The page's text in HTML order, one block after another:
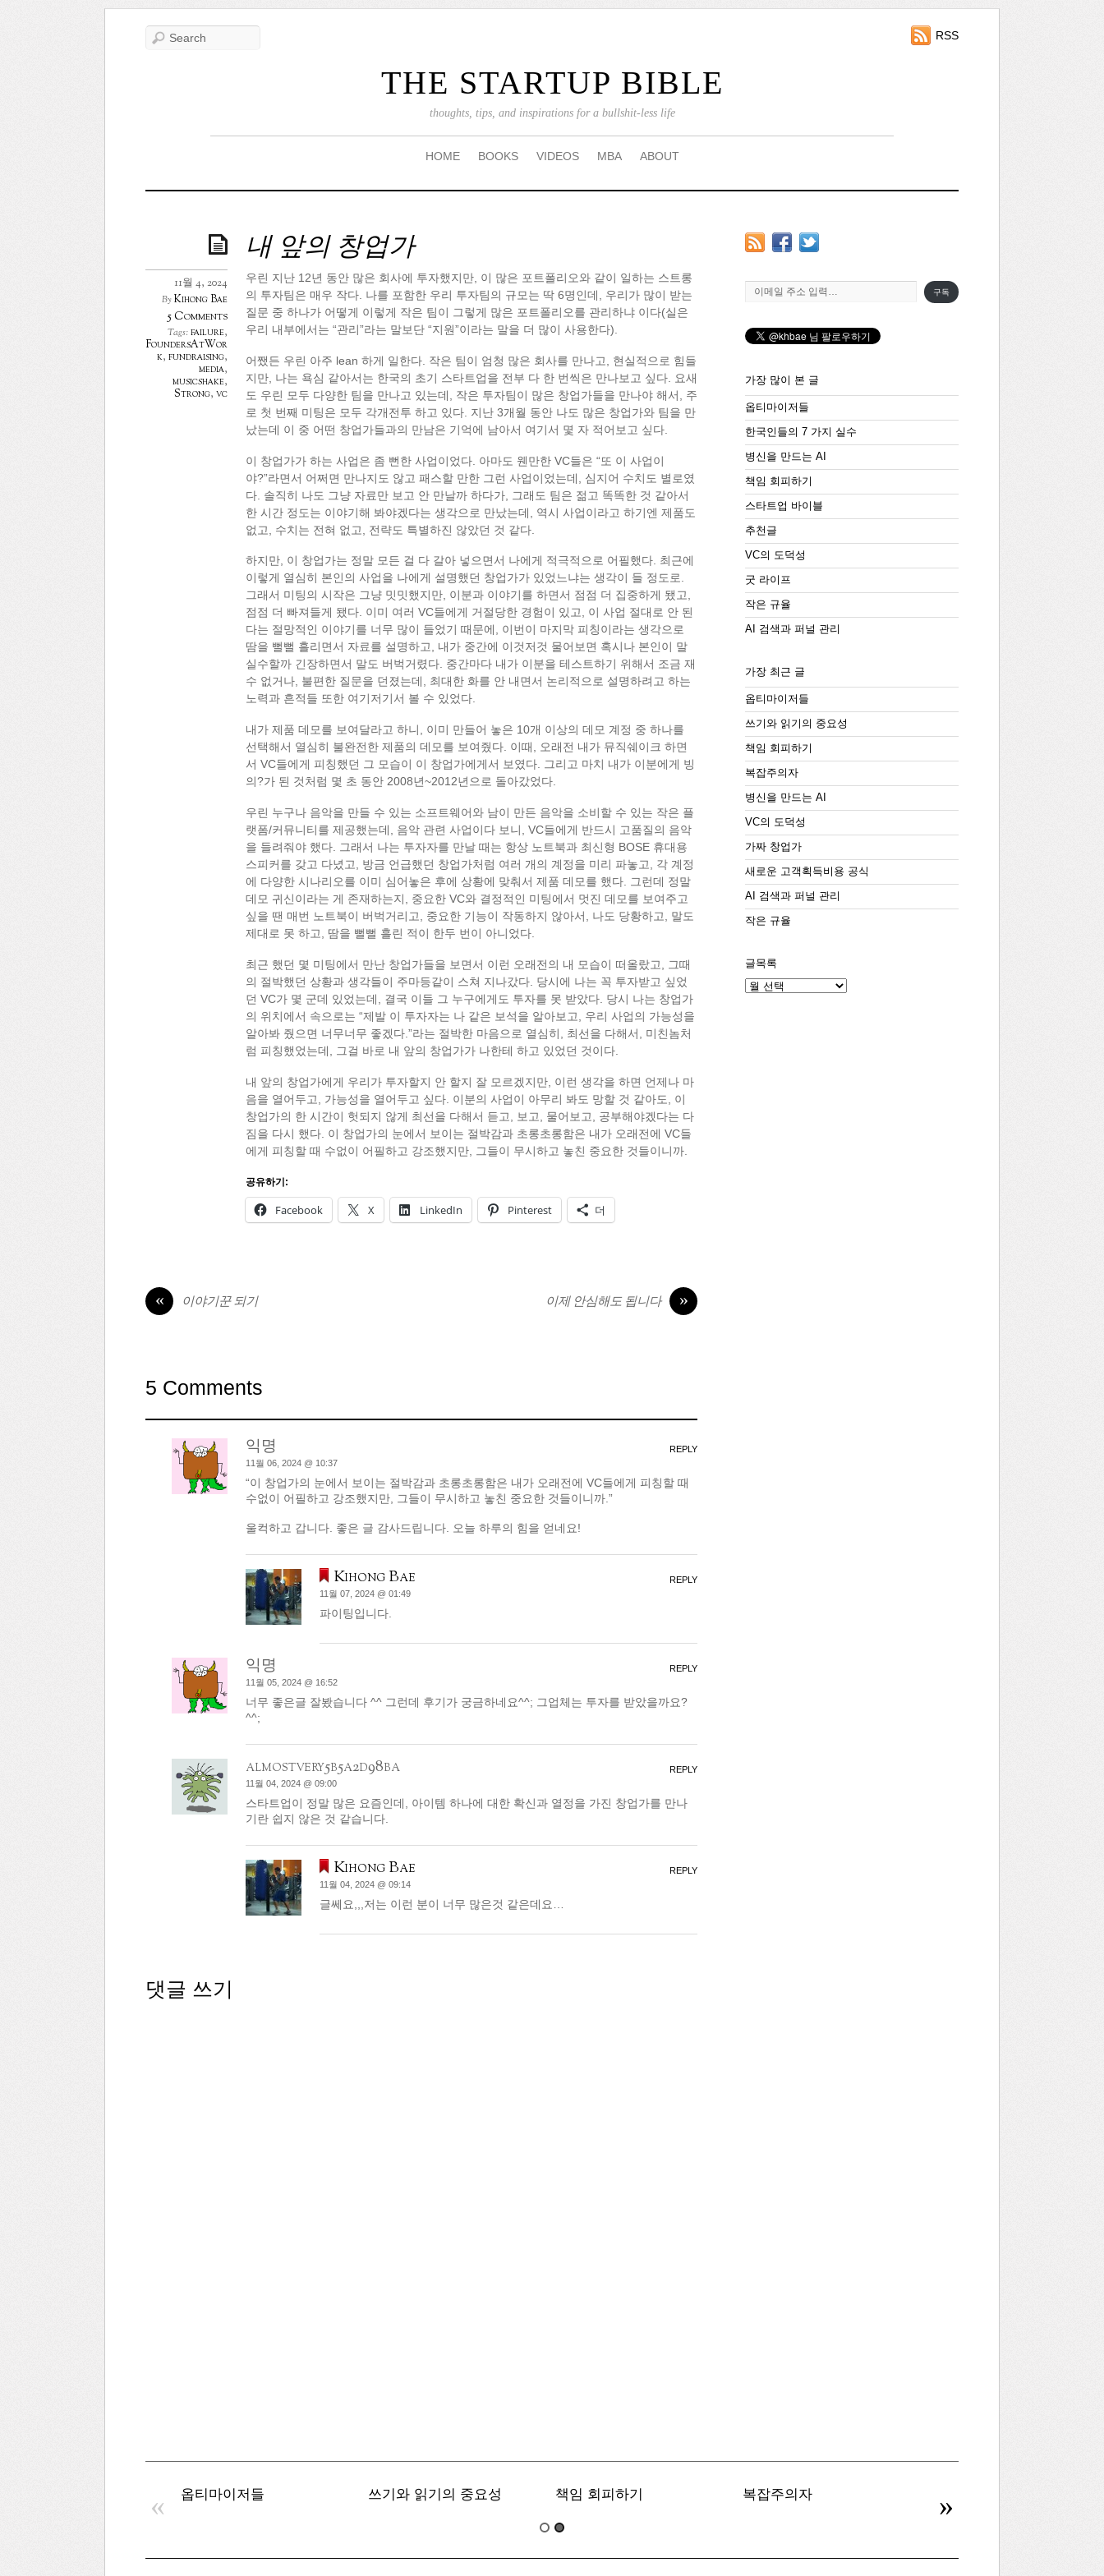
THE STARTUP BIBLE
thoughts, tips, and inspirations for a bullshit-less life
RSS
HOME BOOKS VIDEOS MBA ABOUT
내 앞의 창업가
11월 4, 2024
ByKihong Bae
5 Comments
Tags:failure,
FoundersAtWor
k, fundraising,
media,
musicshake,
Strong, vc
우린 지난 12년 동안 많은 회사에 투자했지만, 이 많은 포트폴리오와 같이 일하는 스트롱
의 투자팀은 매우 작다. 나를 포함한 우리 투자팀의 규모는 딱 6명인데, 우리가 많이 받는
질문 중 하나가 어떻게 이렇게 작은 팀이 그렇게 많은 포트폴리오를 관리하냐 이다(실은
우리 내부에서는 “관리”라는 말보단 “지원”이라는 말을 더 많이 사용한다).
어쨌든 우린 아주 lean 하게 일한다. 작은 팀이 엄청 많은 회사를 만나고, 현실적으로 힘들
지만, 나는 욕심 같아서는 한국의 초기 스타트업을 전부 다 한 번씩은 만나보고 싶다. 요새
도 우린 모두 다양한 팀을 만나고 있는데, 작은 투자팀이 많은 창업가들을 만나야 해서, 주
로 첫 번째 미팅은 모두 각개전투 하고 있다. 지난 3개월 동안 나도 많은 창업가와 팀을 만
났는데 이 중 어떤 창업가들과의 만남은 기억에 남아서 여기서 몇 자 적어보고 싶다.
이 창업가가 하는 사업은 좀 뻔한 사업이었다. 아마도 웬만한 VC들은 “또 이 사업이
야?”라면서 어쩌면 만나지도 않고 패스할 만한 그런 사업이었는데, 심지어 수치도 별로였
다. 솔직히 나도 그냥 자료만 보고 안 만날까 하다가, 그래도 팀은 젊고 똑똑한 것 같아서
한 시간 정도는 이야기해 봐야겠다는 생각으로 만났는데, 역시 사업이라고 하기엔 제품도
없고, 수치는 전혀 없고, 전략도 특별하진 않았던 것 같다.
하지만, 이 창업가는 정말 모든 걸 다 갈아 넣으면서 나에게 적극적으로 어필했다. 최근에
이렇게 열심히 본인의 사업을 나에게 설명했던 창업가가 있었느냐는 생각이 들 정도로.
그래서 미팅의 시작은 그냥 밋밋했지만, 이분과 이야기를 하면서 점점 더 집중하게 됐고,
점점 더 빠져들게 됐다. 이미 여러 VC들에게 거절당한 경험이 있고, 이 사업 절대로 안 된
다는 절망적인 이야기를 너무 많이 들었기 때문에, 이번이 마지막 피칭이라는 생각으로
땀을 뻘뻘 흘리면서 자료를 설명하고, 내가 중간에 이것저것 물어보면 혹시나 본인이 말
실수할까 긴장하면서 말도 버벅거렸다. 중간마다 내가 이분을 테스트하기 위해서 조금 재
수 없거나, 불편한 질문을 던졌는데, 최대한 화를 안 내면서 논리적으로 설명하려고 하는
노력과 흔적들 또한 여기저기서 볼 수 있었다.
내가 제품 데모를 보여달라고 하니, 이미 만들어 놓은 10개 이상의 데모 계정 중 하나를
선택해서 열심히 불완전한 제품의 데모를 보여줬다. 이때, 오래전 내가 뮤직쉐이크 하면
서 VC들에게 피칭했던 그 모습이 이 창업가에게서 보였다. 그리고 마치 내가 이분에게 빙
의?가 된 것처럼 몇 초 동안 2008년~2012년으로 돌아갔었다.
우린 누구나 음악을 만들 수 있는 소프트웨어와 남이 만든 음악을 소비할 수 있는 작은 플
랫폼/커뮤니티를 제공했는데, 음악 관련 사업이다 보니, VC들에게 반드시 고품질의 음악
을 들려줘야 했다. 그래서 나는 투자자를 만날 때는 항상 노트북과 최신형 BOSE 휴대용
스피커를 갖고 다녔고, 방금 언급했던 창업가처럼 여러 개의 계정을 미리 파놓고, 각 계정
에 다양한 시나리오를 이미 심어놓은 후에 상황에 맞춰서 제품 데모를 했다. 그런데 정말
데모 귀신이라는 게 존재하는지, 중요한 VC와 결정적인 미팅에서 멋진 데모를 보여주고
싶을 땐 매번 노트북이 버벅거리고, 중요한 기능이 작동하지 않아서, 나도 당황하고, 말도
제대로 못 하고, 땀을 뻘뻘 흘린 적이 한두 번이 아니었다.
최근 했던 몇 미팅에서 만난 창업가들을 보면서 이런 오래전의 내 모습이 떠올랐고, 그때
의 절박했던 상황과 생각들이 주마등같이 스쳐 지나갔다. 당시에 나는 꼭 투자받고 싶었
던 VC가 몇 군데 있었는데, 결국 이들 그 누구에게도 투자를 못 받았다. 당시 나는 창업가
의 위치에서 속으로는 “제발 이 투자자는 나 같은 보석을 알아보고, 우리 사업의 가능성을
알아봐 줬으면 너무너무 좋겠다.”라는 절박한 마음으로 열심히, 최선을 다해서, 미친놈처
럼 피칭했었는데, 그걸 바로 내 앞의 창업가가 나한테 하고 있었던 것이다.
내 앞의 창업가에게 우리가 투자할지 안 할지 잘 모르겠지만, 이런 생각을 하면 언제나 마
음을 열어두고, 가능성을 열어두고 싶다. 이분의 사업이 아무리 봐도 망할 것 같아도, 이
창업가의 한 시간이 헛되지 않게 최선을 다해서 듣고, 보고, 물어보고, 공부해야겠다는 다
짐을 다시 했다. 이 창업가의 눈에서 보이는 절박감과 초롱초롱함은 내가 오래전에 VC들
에게 피칭할 때 수없이 어필하고 강조했지만, 그들이 무시하고 놓친 중요한 것들이니까.
공유하기:
Facebook X LinkedIn Pinterest 더
« 이야기꾼 되기 »
이제 안심해도 됩니다
5 Comments
익명
11월 06, 2024 @ 10:37
“이 창업가의 눈에서 보이는 절박감과 초롱초롱함은 내가 오래전에 VC들에게 피칭할 때
수없이 어필하고 강조했지만, 그들이 무시하고 놓친 중요한 것들이니까.”
울컥하고 갑니다. 좋은 글 감사드립니다. 오늘 하루의 힘을 얻네요!
REPLY
Kihong Bae
11월 07, 2024 @ 01:49
파이팅입니다.
REPLY
익명
11월 05, 2024 @ 16:52
너무 좋은글 잘봤습니다 ^^ 그런데 후기가 궁금하네요^^; 그업체는 투자를 받았을까요?
^^;
REPLY
almostvery5b5a2d98ba
11월 04, 2024 @ 09:00
스타트업이 정말 많은 요즘인데, 아이템 하나에 대한 확신과 열정을 가진 창업가를 만나
기란 쉽지 않은 것 같습니다.
REPLY
Kihong Bae
11월 04, 2024 @ 09:14
글쎄요,,,저는 이런 분이 너무 많은것 같은데요…
REPLY
댓글 쓰기
이메일 주소 입력…
구독
가장 많이 본 글
옵티마이저들
한국인들의 7 가지 실수
병신을 만드는 AI
책임 회피하기
스타트업 바이블
추천글
VC의 도덕성
굿 라이프
작은 규율
AI 검색과 퍼널 관리
가장 최근 글
옵티마이저들
쓰기와 읽기의 중요성
책임 회피하기
복잡주의자
병신을 만드는 AI
VC의 도덕성
가짜 창업가
새로운 고객획득비용 공식
AI 검색과 퍼널 관리
작은 규율
글목록
글
옵티마이저들 쓰기와 읽기의 중요성 책임 회피하기 복잡주의자
« »